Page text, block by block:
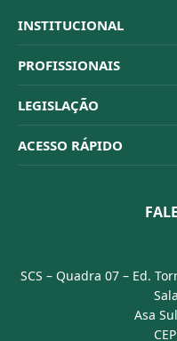
INSTITUCIONAL
Sistema CFBM
Quem Somos
Organograma
Conselheiros
PROFISSIONAIS
Habilitações
Código de Ética
Dúvidas Frequentes
LEGISLAÇÃO
Resoluções
ACESSO RÁPIDO
Portal Transparência
SCS – Quadra 07 – Ed.
Asa